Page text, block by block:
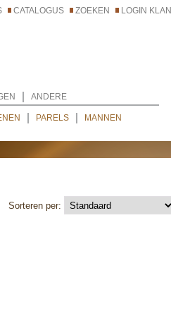
CATALOGUS ZOEKEN LOGIN
PARELS MANNEN
ANDERE
Sorteren per: